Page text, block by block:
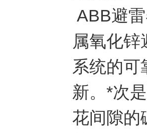
ABB避
属氧化
系统的可
新。*次
花间隙的